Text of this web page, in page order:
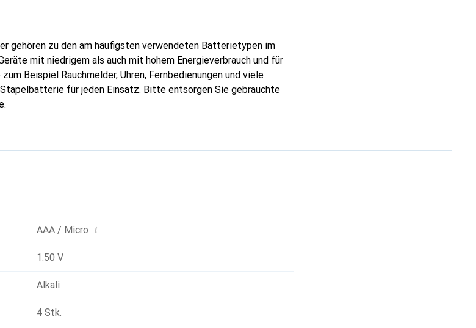
gehören zu den am häufigsten verwendeten Batterietypen im
mit niedrigem als auch mit hohem Energieverbrauch und für
Beispiel Rauchmelder, Uhren, Fernbedienungen und viele
Stapelbatterie für jeden Einsatz. Bitte entsorgen Sie gebrauchte
AAA / Micro i
1.50 V
Alkali
4 Stk.